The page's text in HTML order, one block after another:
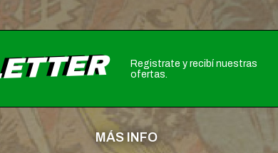
Registrate y recibí nuestras
ofertas.
MÁS INFO